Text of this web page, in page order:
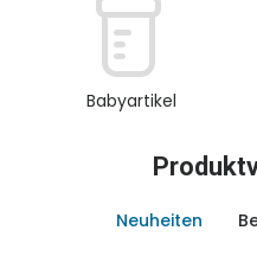
Babyartikel
Neuheiten